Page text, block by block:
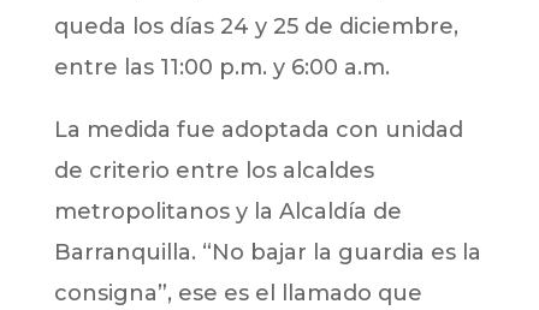
queda los días 24 y 25 de diciembre,
entre las 11:00 p.m. y 6:00 a.m.
La medida fue adoptada con unidad
de criterio entre los alcaldes
metropolitanos y la Alcaldía de
Barranquilla. “No bajar la guardia es la
consigna”, ese es el llamado que